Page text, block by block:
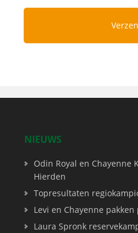
NIEUWS
Odin Royal en Chayenne
Hierden
Topresultaten
Levi en Chayenne
Laura Spronk